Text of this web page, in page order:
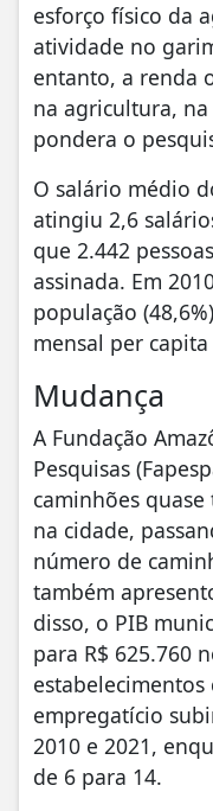
esforço físico da
atividade no
entanto, a renda
na agricultura,
pondera o
O salário médio
atingiu 2,6
que 2.442
assinada. Em
população
mensal per
Mudança
A Fundação
Pesquisas
caminhões
na cidade,
número de
também
disso, o PIB
para R$ 625.760
empregatício
2010 e 2021,
de 6 para 14.